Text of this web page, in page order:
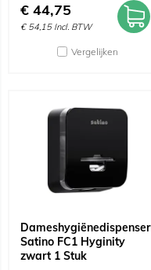
€ 44,75
€ 54,15 Incl. BTW
Vergelijken
Dameshygiënedispenser
Satino FC1 Hyginity
zwart 1 Stuk